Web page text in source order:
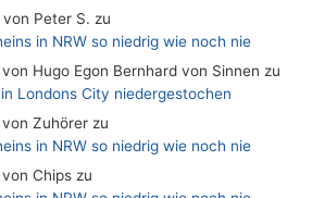
Peter S. zu
in NRW so niedrig wie noch nie
Hugo Egon Bernhard von Sinnen zu
Londons City niedergestochen
Zuhörer zu
in NRW so niedrig wie noch nie
Chips zu